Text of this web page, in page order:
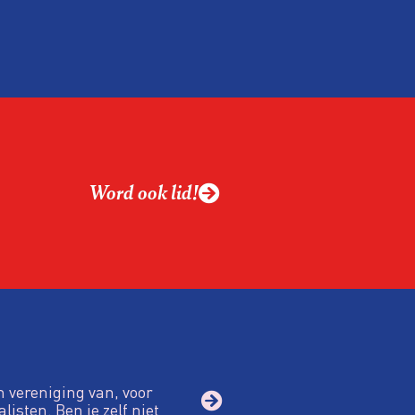
omgaan met een
Word ook lid!
vereniging van, voor
Ben je zelf niet